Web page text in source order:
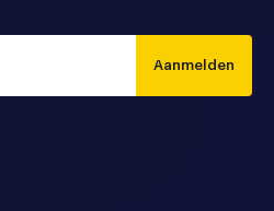
Aanmelden